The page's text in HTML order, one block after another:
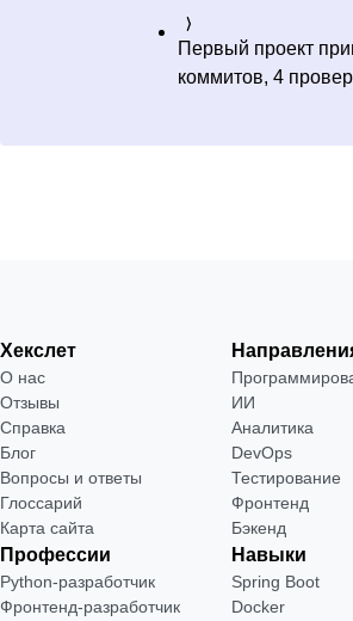
Первый проект
коммитов, 4
Хекслет
О нас
Отзывы
Справка
Блог
Вопросы и ответы
Глоссарий
Карта сайта
ИИ
Аналитика
DevOps
Тестирование
Фронтенд
Бэкенд
Профессии
Python-разработчик
Фронтенд-разработчик
Навыки
Spring Boot
Docker